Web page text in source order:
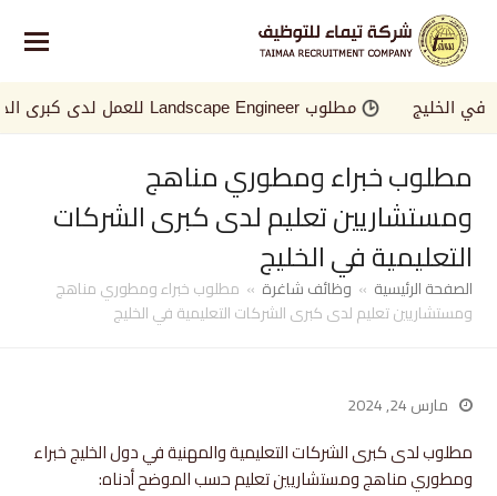
مطلوب Landscape Engineer للعمل لدى كبرى الجهات في الخليج
مطلوب خبراء ومطوري مناهج
ومستشاريين تعليم لدى كبرى الشركات
التعليمية في الخليج
الصفحة الرئيسية » وظائف شاغرة » مطلوب خبراء ومطوري مناهج
ومستشاريين تعليم لدى كبرى الشركات التعليمية في الخليج
مارس 24, 2024
مطلوب لدى كبرى الشركات التعليمية والمهنية في دول الخليج خبراء
ومطوري مناهج ومستشاريين تعليم حسب الموضح أدناه: